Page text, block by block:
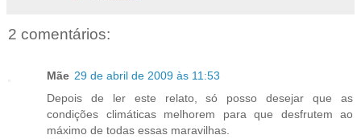
2 comentários:
Mãe 29 de abril de 2009 às 11:53
Depois de ler este relato, só posso desejar que as
condições climáticas melhorem para que desfrutem ao
máximo de todas essas maravilhas.